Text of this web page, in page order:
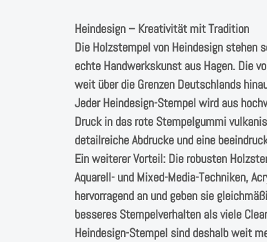
Heindesign – Kreativität mit Tradition
Die Holzstempel von Heindesign stehen
echte Handwerkskunst aus Hagen. Die
weit über die Grenzen Deutschlands
Jeder Heindesign-Stempel wird aus
Druck in das rote Stempelgummi
detailreiche Abdrucke und eine
Ein weiterer Vorteil: Die robusten
Aquarell- und Mixed-Media-Techniken,
hervorragend an und geben sie
besseres Stempelverhalten als viele
Heindesign-Stempel sind deshalb weit